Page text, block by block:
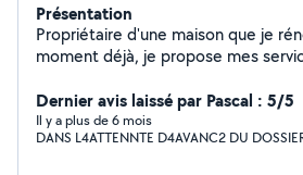
Présentation
Propriétaire d'une maison que je
moment déjà, je propose mes
Dernier avis laissé par Pascal : 5/5
Il y a plus de 6 mois
DANS L4ATTENNTE D4AVANC2 DU